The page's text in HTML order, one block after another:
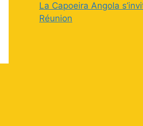
La Capoeira Angola
Réunion